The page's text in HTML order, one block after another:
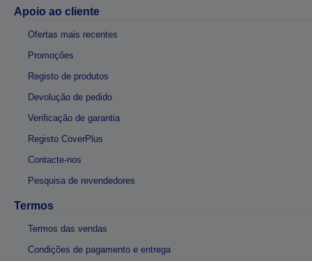
Apoio ao cliente
Ofertas mais recentes
Promoções
Registo de produtos
Devolução de pedido
Verificação de garantia
Registo CoverPlus
Contacte-nos
Pesquisa de revendedores
Termos
Termos das vendas
Condições de pagamento e entrega